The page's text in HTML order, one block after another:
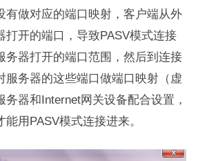
有做对应的端口映射，客户端从外
打开的端口，导致PASV模式连接
务器打开的端口范围，然后到连接
服务器的这些端口做端口映射（虚
器和Internet网关设备配合设置，
用PASV模式连接进来。